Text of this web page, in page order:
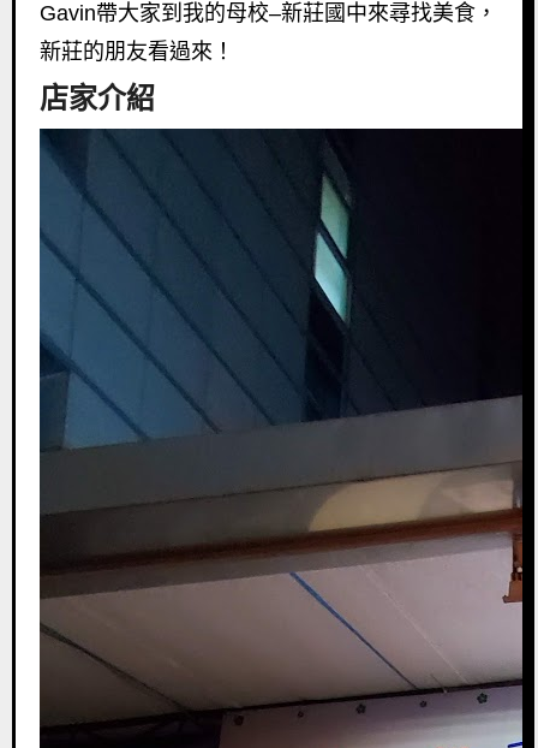
Gavin帶大家到我的母校–新莊國中來尋找美食，
新莊的朋友看過來！
店家介紹